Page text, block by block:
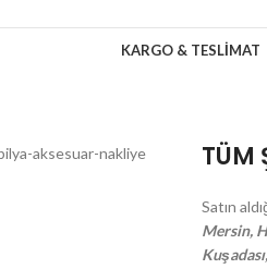
KARGO & TESLIMAT
TÜM
Satın
Mersin,